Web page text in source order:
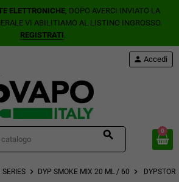
ELETTRONICHE, DOPO AVERCI INVIATO LA
VI ABILITIAMO AL LISTINO INGROSSO.
REGISTRATI.
search
person Accedi
0
chevron_right DYP SMOKE MIX 20 ML / 60 chevron_right